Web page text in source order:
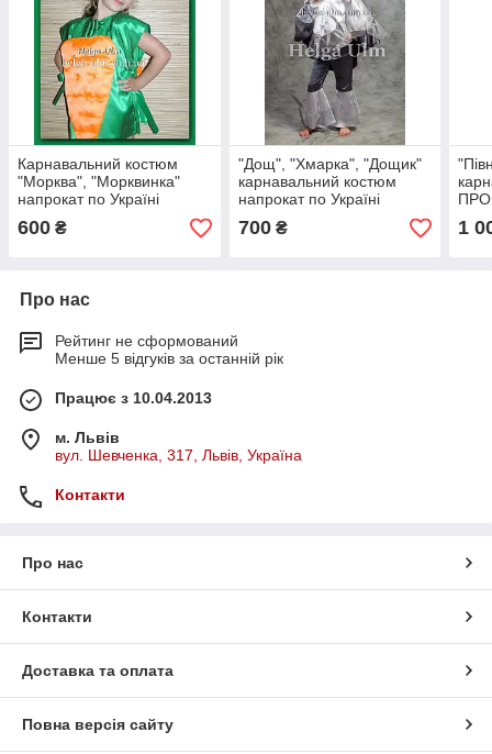
Карнавальний костюм
"Морква", "Морквинка"
напрокат по Україні
600 ₴
"Дощ", "Хмарка", "Дощик"
карнавальний костюм
напрокат по Україні
700₴ 1
Про нас
Рейтинг не сформований
Менше 5 відгуків за останній рік
Працює з 10.04.2013
м. Львів
вул. Шевченка, 317, Львів, Україна
Контакти
Про нас
Контакти
Доставка та оплата
Повна версія сайту